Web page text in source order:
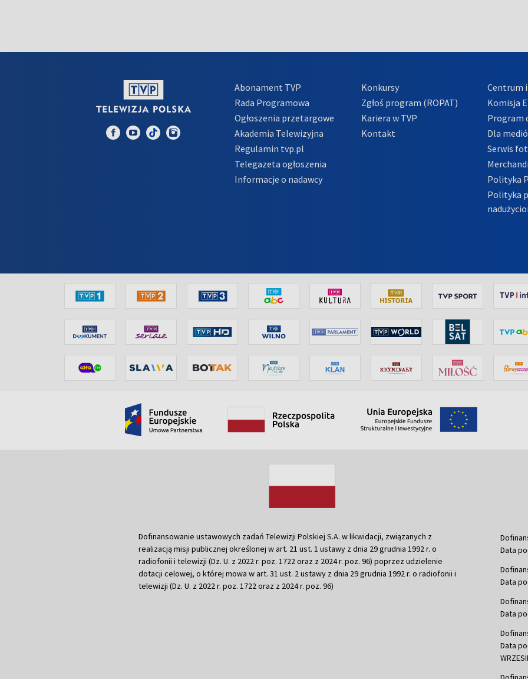
Abonament TVP
Rada Programowa
Ogłoszenia przetargowe
Akademia Telewizyjna
Regulamin tvp.pl
Telegazeta ogłoszenia
Informacje o nadawcy
Konkursy
Zgłoś program (ROPAT)
Kariera w TVP
Kontakt
Centrum
Komisja
Program
Dla
Serwis
Polityka
Polityka
Dofinansowanie ustawowych zadań Telewizji Polskiej S.A. w likwidacji, związanych z
realizacją misji publicznej określonej w art. 21 ust. 1 ustawy z dnia 29 grudnia 1992 r. o
radiofonii i telewizji (Dz. U. z 2022 r. poz. 1722 oraz z 2024 r. poz. 96) poprzez udzielenie
dotacji celowej, o której mowa w art. 31 ust. 2 ustawy z dnia 29 grudnia 1992 r. o radiofonii i
telewizji (Dz. U. z 2022 r. poz. 1722 oraz z 2024 r. poz. 96)
Data
Data
Data
Data